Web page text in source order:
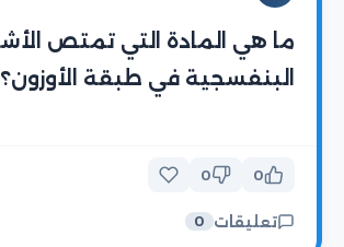
ما هي المادة التي تمتص
البنفسجية في طبقة الأوزون؟
0
0
تعليقات 0